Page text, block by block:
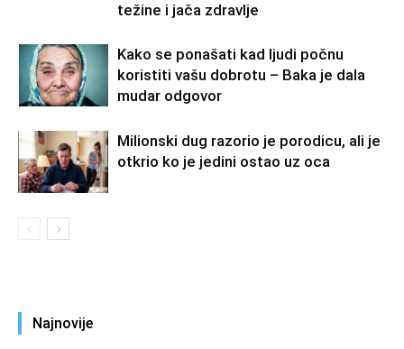
težine i jača zdravlje
Kako se ponašati kad ljudi počnu
koristiti vašu dobrotu – Baka je dala
mudar odgovor
Milionski dug razorio je porodicu, ali je
otkrio ko je jedini ostao uz oca
Najnovije